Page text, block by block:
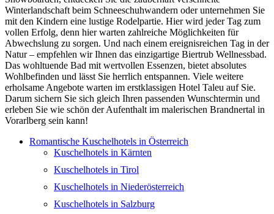
Winterlandschaft beim Schneeschuhwandern oder unternehmen Sie
mit den Kindern eine lustige Rodelpartie. Hier wird jeder Tag zum
vollen Erfolg, denn hier warten zahlreiche Möglichkeiten für
Abwechslung zu sorgen. Und nach einem ereignisreichen Tag in der
Natur – empfehlen wir Ihnen das einzigartige Biertrub Wellnessbad.
Das wohltuende Bad mit wertvollen Essenzen, bietet absolutes
Wohlbefinden und lässt Sie herrlich entspannen. Viele weitere
erholsame Angebote warten im erstklassigen Hotel Taleu auf Sie.
Darum sichern Sie sich gleich Ihren passenden Wunschtermin und
erleben Sie wie schön der Aufenthalt im malerischen Brandnertal in
Vorarlberg sein kann!
Romantische Kuschelhotels in Österreich
Kuschelhotels in Kärnten
Kuschelhotels in Tirol
Kuschelhotels in Niederösterreich
Kuschelhotels in Salzburg